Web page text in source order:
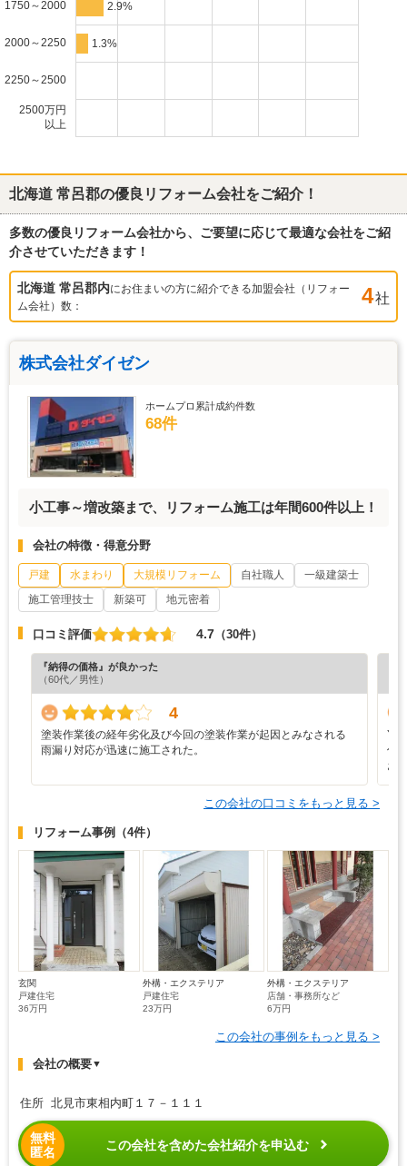
1750～2000 2.9%
2000～2250 1.3%
2250～2500
2500万円
以上
北海道 常呂郡の優良リフォーム会社をご紹介！
多数の優良リフォーム会社から、ご要望に応じて最適な会社をご紹
介させていただきます！
北海道 常呂郡内にお住まいの方に紹介できる加盟会社（リフォー
ム会社）数：
4社
株式会社ダイゼン
ホームプロ累計成約件数
68件
小工事～増改築まで、リフォーム施工は年間600件以上！
会社の特徴・得意分野
戸建 水まわり 大規模リフォーム 自社職人
一級建築士
施工管理技士
新築可 地元密着
口コミ評価 4.7 （30件）
『納得の価格』が良かった
（60代／男性）
4
塗装作業後の経年劣化及び今回の塗装作業が起因とみなされる
雨漏り対応が迅速に施工された。
Y
仕
お
この会社の口コミをもっと見る >
リフォーム事例 （4件）
玄関
戸建住宅
36万円
外構・エクステリア
戸建住宅
23万円
外構・エクステリア
店舗・事務所など
6万円
この会社の事例をもっと見る >
会社の概要▼
住所 北見市東相内町１７－１１１
無料
匿名
この会社を含めた会社紹介を申込む